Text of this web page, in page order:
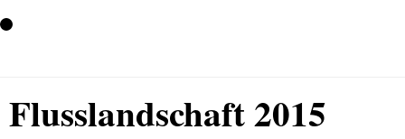
Flusslandschaft 2015